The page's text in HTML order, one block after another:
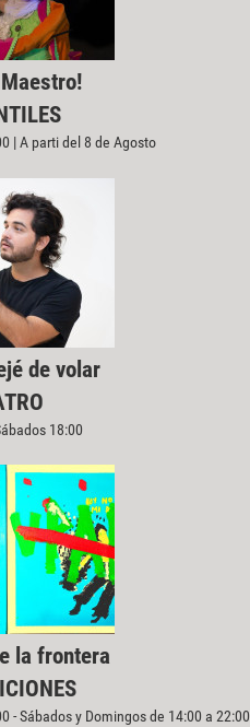
| A parti del 8 de Agosto
de volar
18:00
la frontera
- Sábados y Domingos de 14:00 a 22:00